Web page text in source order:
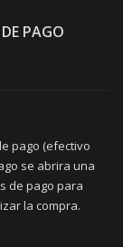
PAGO
pago (efectivo
se abrira una
de pago para
la compra.